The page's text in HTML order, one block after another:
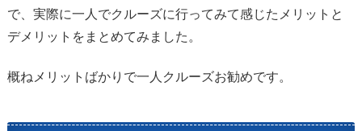
で、実際に一人でクルーズに行ってみて感じたメリットと
デメリットをまとめてみました。
概ねメリットばかりで一人クルーズお勧めです。